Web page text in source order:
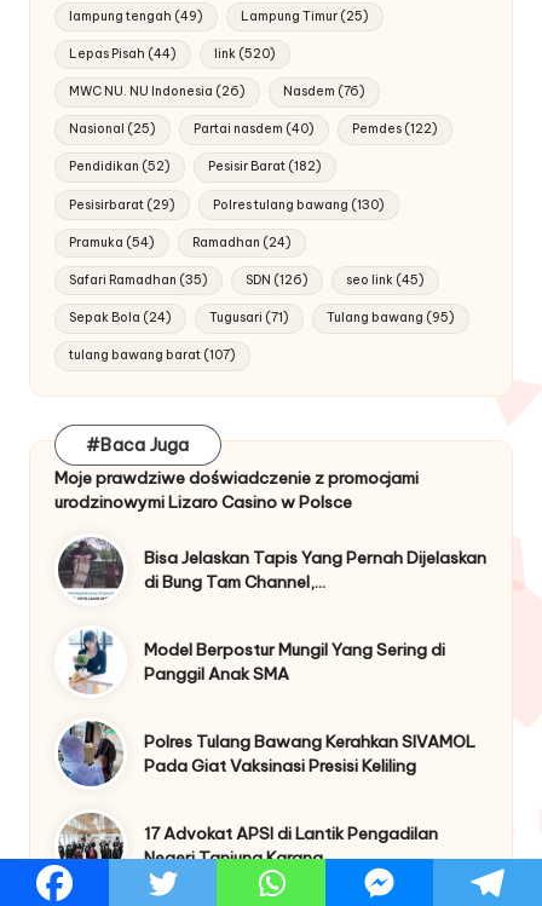
lampung tengah (49) Lampung Timur(25)
Lepas Pisah (44) link(520)
MWC NU. NU Indonesia (26) Nasdem (76)
Nasional (25) Partai nasdem (40) Pemdes(122)
Pendidikan (52) Pesisir Barat(182)
Pesisirbarat (29) Polres tulang bawang (130)
Pramuka (54) Ramadhan (24)
Safari Ramadhan (35) SDN (126) seo link(45)
Sepak Bola (24) Tugusari (71) Tulang bawang (95)
tulang bawang barat (107)
#Baca Juga
Moje prawdziwe doświadczenie z promocjami
urodzinowymi Lizaro Casino w Polsce
Bisa Jelaskan Tapis Yang Pernah Dijelaskan
di Bung Tam Channel,…
Model Berpostur Mungil Yang Sering di
Panggil Anak SMA
Polres Tulang Bawang Kerahkan SIVAMOL
Pada Giat Vaksinasi Presisi Keliling
17 Advokat APSI di Lantik Pengadilan
Negeri Tanjung Karang